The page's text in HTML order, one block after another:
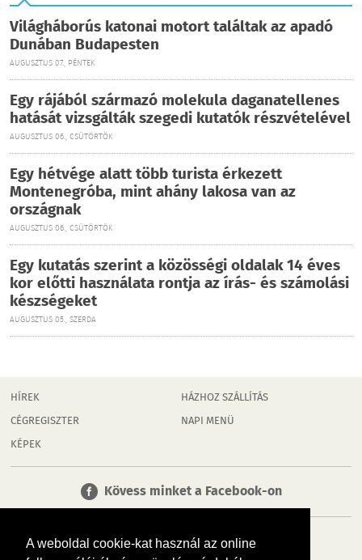
A weboldal cookie-kat használ az online
Világháborús katonai motort találtak az apadó
Dunában Budapesten
AUGUSZTUS 07., PÉNTEK
Egy rájából származó molekula daganatellenes
hatását vizsgálták szegedi kutatók részvételével
AUGUSZTUS 06., CSÜTÖRTÖK
Egy hétvége alatt több turista érkezett
Montenegróba, mint ahány lakosa van az
országnak
AUGUSZTUS 06., CSÜTÖRTÖK
Egy kutatás szerint a közösségi oldalak 14 éves
kor előtti használata rontja az írás- és számolási
készségeket
AUGUSZTUS 05., SZERDA
HÍREK
CÉGREGISZTER
KÉPEK
HÁZHOZ SZÁLLÍTÁS
NAPI MENÜ
Kövess minket a Facebook-on